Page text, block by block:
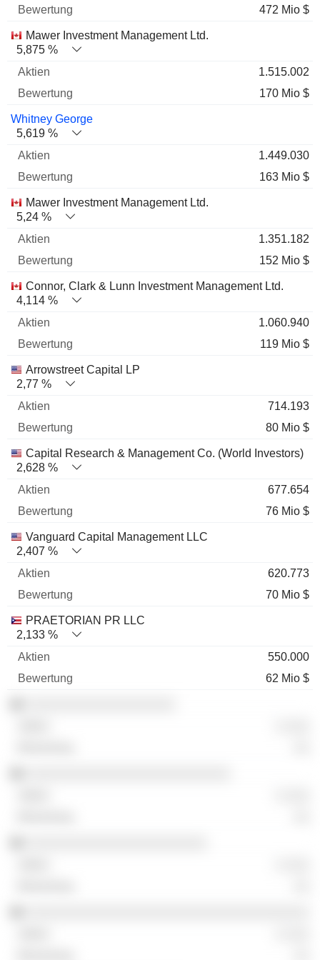
472 Mio $
Mawer Investment Management Ltd.
5,875 %
1.515.002
170 Mio $
Whitney George
5,619 %
1.449.030
163 Mio $
Mawer Investment Management Ltd.
5,24 %
1.351.182
152 Mio $
Connor, Clark & Lunn Investment Management Ltd.
4,114 %
1.060.940
119 Mio $
Arrowstreet Capital LP
2,77 %
714.193
80 Mio $
Capital Research & Management Co. (World Investors)
2,628 %
677.654
76 Mio $
Vanguard Capital Management LLC
2,407 %
620.773
70 Mio $
PRAETORIAN PR LLC
2,133 %
550.000
62 Mio $